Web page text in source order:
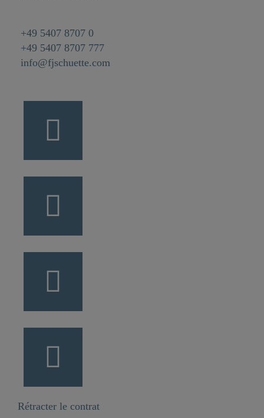
+49 5407 8707 0
+49 5407 8707 777
info@fjschuette.com
Rétracter le contrat